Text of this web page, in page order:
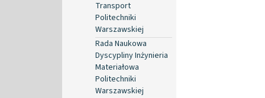
Transport
Politechniki
Warszawskiej
Rada Naukowa
Dyscypliny Inżynieria
Materiałowa
Politechniki
Warszawskiej